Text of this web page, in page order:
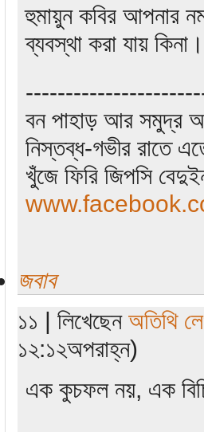
হুমায়ুন কবির আপনার
ব্যবস্থা করা যায় কিনা।
বন পাহাড় আর সমুদ্র
নিস্তব্ধ-গভীর রাতে
খুঁজে ফিরি জিপসি
জবাব
১১ | লিখেছেন অতিথি
১২:১২অপরাহ্ন)
এক কুচফল নয়, এক